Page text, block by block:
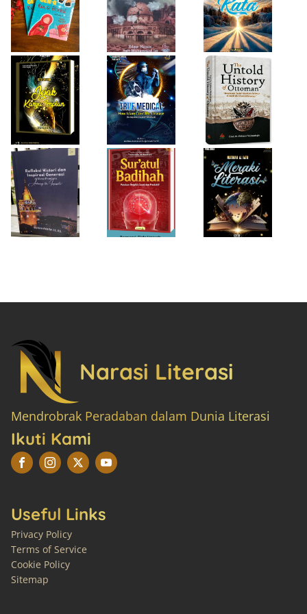
Jejak Karya Impian
True Medical,
Bukan Sekadar
Buku Medis
The Untold
History of
Ottoman
Desi Wulan Sari
Refleksi Histori
dan Inspirasi
Generasi di Masa
Pandemi
“Achieving the
Impossible”
Firda Umayah
Sur'atul Badihah,
Panduan Berpikir
Cepat dan
Produktif
Sartinah
Rempaka
Literasiku
Narasi Literasi
Mendrobrak Peradaban dalam Dunia Literasi
Ikuti Kami
Useful Links
Privacy Policy
Terms of Service
Cookie Policy
Sitemap